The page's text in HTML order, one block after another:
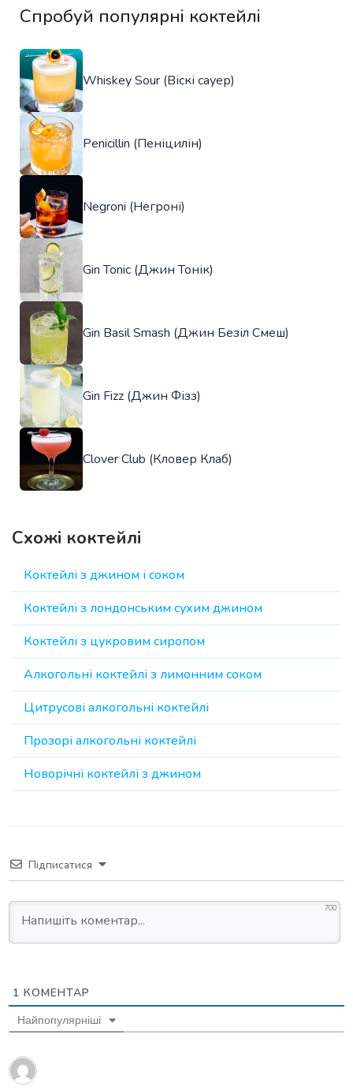
Спробуй популярні коктейлі
Whiskey Sour (Віскі сауер)
Penicillin (Пеніцилін)
Negroni (Негроні)
Gin Tonic (Джин Тонік)
Gin Basil Smash (Джин Безіл Смеш)
Gin Fizz (Джин Фізз)
Clover Club (Кловер Клаб)
Схожі коктейлі
Коктейлі з джином і соком
Коктейлі з лондонським сухим джином
Коктейлі з цукровим сиропом
Алкогольні коктейлі з лимонним соком
Цитрусові алкогольні коктейлі
Прозорі алкогольні коктейлі
Новорічні коктейлі з джином
Підписатися
700
1 КОМЕНТАР
Найпопулярніші